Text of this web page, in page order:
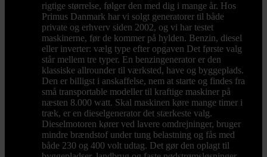
rigtige størrelse, følger den med dig i mange år. Hos
Primus Danmark har vi solgt generatorer til både
private og erhverv siden 2002, og vi har testet
maskinerne, før de kommer på hylden. Benzin, diesel
eller inverter: vælg type efter opgaven Det første valg
står mellem tre typer. En benzingenerator er den
klassiske allrounder til værksted, have og byggeplads.
Den er billigst i anskaffelse, nem at starte og findes fra
små transportable modeller til kraftige maskiner på
næsten 8.000 watt. Skal maskinen køre mange timer i
træk, er en dieselgenerator det stærkeste valg.
Dieselmotoren kører ved lavere omdrejninger, bruger
mindre brændstof under tung belastning og fås med
både 230 og 400 volt udtag. Det gør den oplagt til